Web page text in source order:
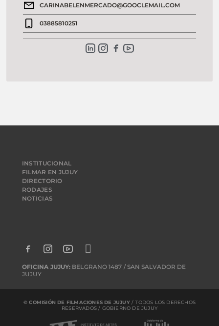
CARINABELENMERCADO@GOOCLEMAIL.COM
03885810251
INSTITUCIONAL
FILMAR EN JUJUY
DIRECTORIO
RODAJES
NOTICIAS
OFICINA JUJUY: BELGRANO 1487 / SAN SALVADOR DE
JUJUY
© COMISIÓN DE FILMACIONES DE JUJUY / TODOS LOS DERECHOS
RESERVADOS / GOBIERNO DE JUJUY